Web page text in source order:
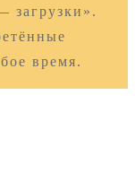
загрузки».
время.